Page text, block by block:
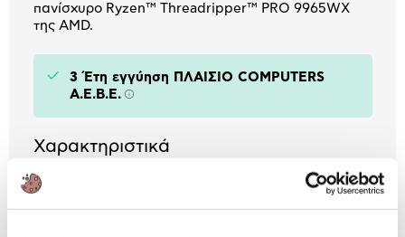
πανίσχυρο Ryzen™ Threadripper™ PRO 9965WX
της AMD.
3 Έτη εγγύηση ΠΛΑΙΣΙΟ COMPUTERS
A.E.B.E. Πληροφορίες
Χαρακτηριστικά
sTR5